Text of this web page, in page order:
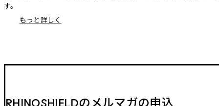
す。
もっと詳しく
RHINOSHIELDのメルマガの申込